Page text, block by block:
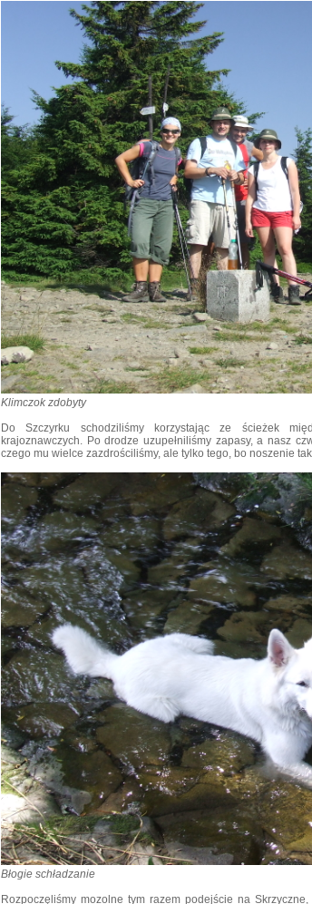
Klimczok zdobyty
Do Szczyrku schodziliśmy korzystając ze ścieżek
krajoznawczych. Po drodze uzupełniliśmy zapasy, a nasz
czego mu wielce zazdrościliśmy, ale tylko tego, bo noszenie
Błogie schładzanie
Rozpoczęliśmy mozolne tym razem podejście na